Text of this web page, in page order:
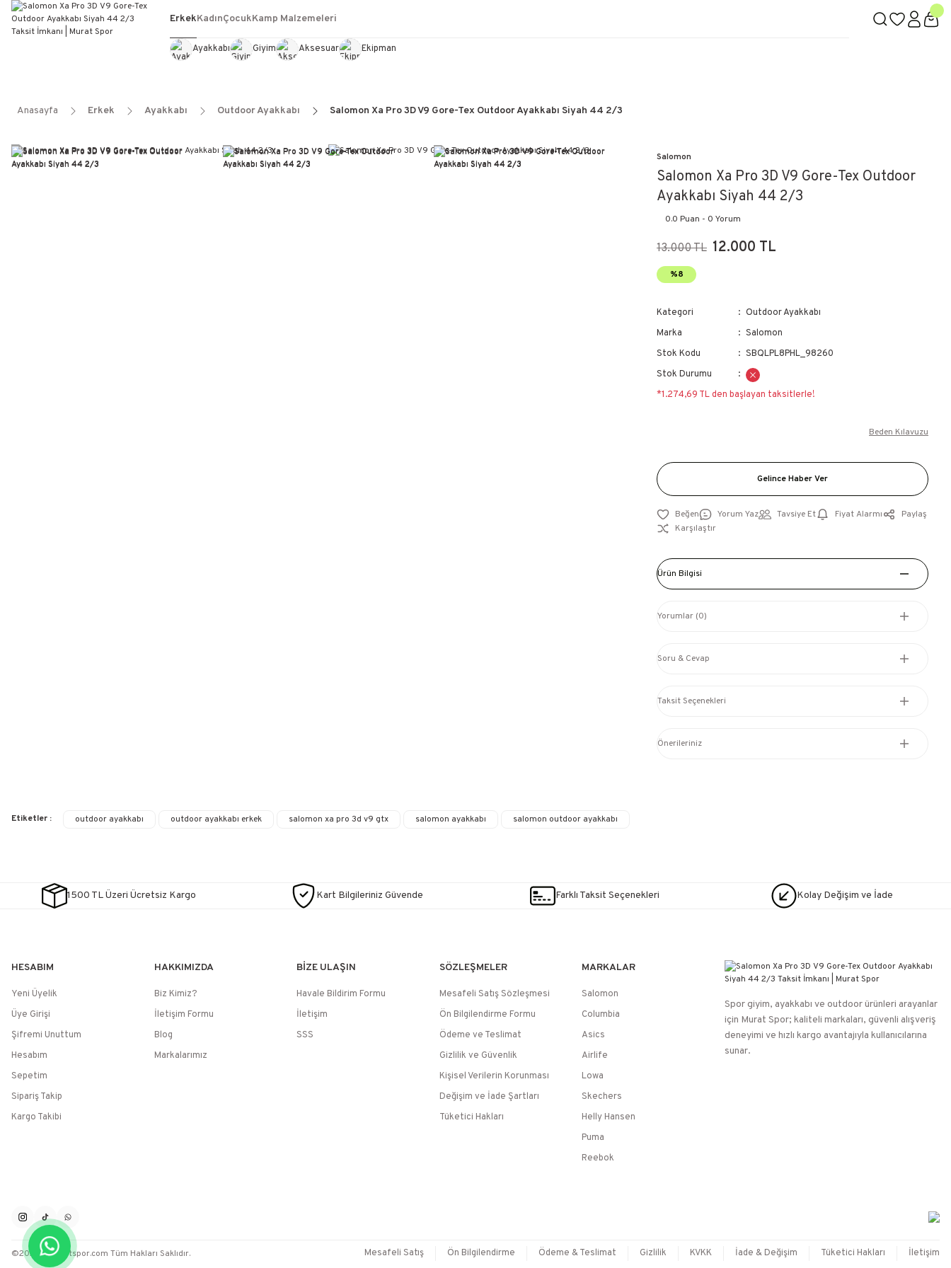
Erkek
Ayakkabı Giyim Aksesuar Ekipman
KadınÇocukKamp Malzemeleri
Anasayfa Erkek Ayakkabı Outdoor Ayakkabı Salomon Xa Pro 3D V9 Gore-Tex Outdoor Ayakkabı Siyah 44 2/3
Salomon
Salomon Xa Pro 3D V9 Gore-Tex Outdoor
Ayakkabı Siyah 44 2/3
0.0 Puan - 0 Yorum
13.000 TL 12.000 TL
%8
Kategori
Outdoor Ayakkabı
Marka
Salomon
Stok Kodu
SBQLPL8PHL_98260
Stok Durumu
*1.274,69 TL den başlayan taksitlerle!
Beden Kılavuzu
Gelince Haber Ver
Yorum Yaz Tavsiye Et Fiyat Alarmı
Paylaş
Karşılaştır
Ürün Bilgisi
Yorumlar (0)
Soru & Cevap
Taksit Seçenekleri
Önerileriniz
Etiketler : outdoor ayakkabı outdoor ayakkabı erkek salomon xa pro 3d v9 gtx salomon ayakkabı salomon outdoor ayakkabı
1500 TL Üzeri Ücretsiz Kargo Kart Bilgileriniz Güvende Farklı Taksit Seçenekleri Kolay Değişim ve İade
HESABIM
Yeni Üyelik
Üye Girişi
Şifremi Unuttum
Hesabım
Sepetim
Sipariş Takip
Kargo Takibi
HAKKIMIZDA
Biz Kimiz?
İletişim Formu
Blog
Markalarımız
BİZE ULAŞIN
Havale Bildirim Formu
İletişim
SSS
SÖZLEŞMELER
Mesafeli Satış Sözleşmesi
Ön Bilgilendirme Formu
Ödeme ve Teslimat
Gizlilik ve Güvenlik
Kişisel Verilerin Korunması
Değişim ve İade Şartları
Tüketici Hakları
MARKALAR
Salomon
Columbia
Asics
Airlife
Lowa
Skechers
Helly Hansen
Puma
Reebok
Spor giyim, ayakkabı ve outdoor ürünleri arayanlar
için Murat Spor; kaliteli markaları, güvenli alışveriş
deneyimi ve hızlı kargo avantajıyla kullanıcılarına
sunar.
©2026 / Muratspor.com Tüm Hakları Saklıdır. Mesafeli Satış Ön Bilgilendirme Ödeme & Teslimat Gizlilik KVKK İade & Değişim Tüketici Hakları İletişim